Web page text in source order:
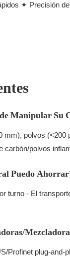
✦ Precisión
Manipular Su
mm), polvos
carbón/polvos
Puedo
turno - El
Profinet plug-